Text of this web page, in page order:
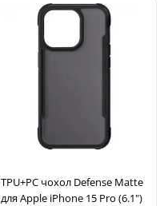
TPU+PC чохол Defense Matte
для Apple iPhone 15 Pro (6.1")